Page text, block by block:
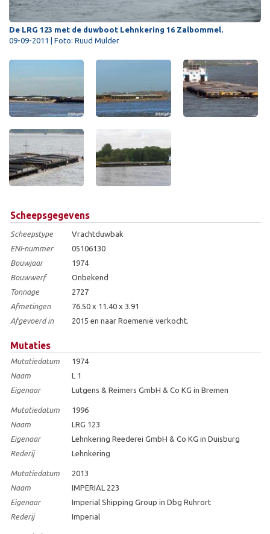
De LRG 123 met de duwboot Lehnkering 16 Zalbommel.
09-09-2011 | Foto: Ruud Mulder
Scheepsgegevens
Scheepstype
Vrachtduwbak
ENI-nummer
05106130
Bouwjaar
1974
Bouwwerf
Onbekend
Tonnage
2727
Afmetingen
76.50 x 11.40 x 3.91
Afgevoerd in
2015 en naar Roemenië verkocht.
Mutaties
Mutatiedatum
1974
Naam
L 1
Eigenaar
Lutgens & Reimers GmbH & Co KG in Bremen
Mutatiedatum
1996
Naam
LRG 123
Eigenaar
Lehnkering Reederei GmbH & Co KG in Duisburg
Rederij
Lehnkering
Mutatiedatum
2013
Naam
IMPERIAL 223
Eigenaar
Imperial Shipping Group in Dbg Ruhrort
Rederij
Imperial